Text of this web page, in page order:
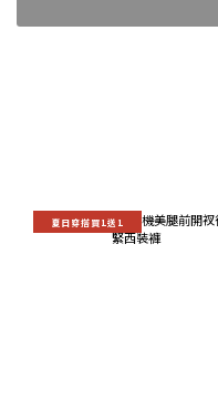
夏日穿搭買1送1